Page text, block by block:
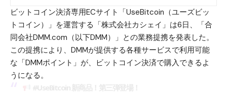
ビットコイン決済専用ECサイト「UseBitcoin（ユーズビッ
トコイン）」を運営する「株式会社カシェイ」は6日、「合
同会社DMM.com（以下DMM）」との業務提携を発表した。
この提携により、DMMが提供する各種サービスで利用可能
な「DMMポイント」が、ビットコイン決済で購入できるよ
うになる。